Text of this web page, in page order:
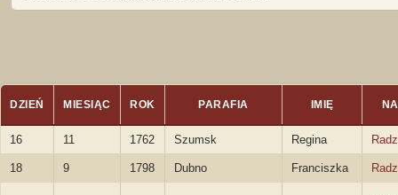
DZIEŃ MIESIĄC ROK PARAFIA IMIĘ
16 11 1762 Szumsk Regina
18 9 1798 Dubno Franciszka